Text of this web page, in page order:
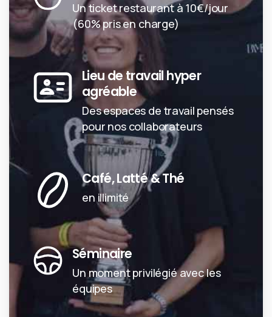
Un ticket restaurant à 10€/jour
(60% pris en charge)
Lieu de travail hyper
agréable
Des espaces de travail pensés
pour nos collaborateurs
Café, Latté & Thé
en illimité
Séminaire
Un moment privilégié avec les
équipes